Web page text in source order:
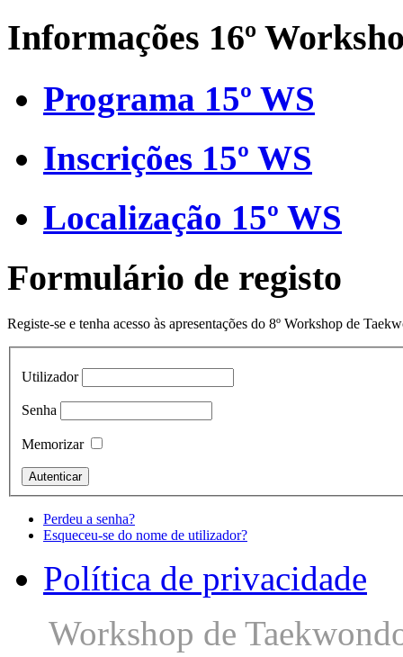
Informações 16º
Programa 15º WS
Inscrições 15º WS
Localização 15º WS
Formulário de registo
Registe-se e tenha acesso às apresentações do 8º Workshop de
Utilizador
Senha
Memorizar
Perdeu a senha?
Esqueceu-se do nome de utilizador?
Política de privacidade
Workshop de